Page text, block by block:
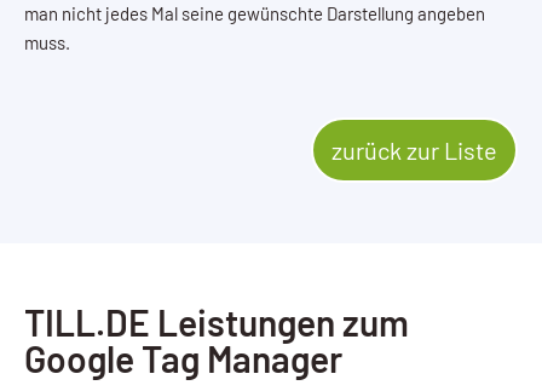
man nicht jedes Mal seine gewünschte Darstellung angeben
muss.
zurück zur Liste
TILL.DE Leistungen zum
Google Tag Manager